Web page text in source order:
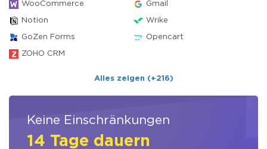
WooCommerce Gmail
Notion Wrike
GoZen Forms Opencart
ZOHO CRM
Alles zeigen (+216)
Keine Einschränkungen
14 Tage dauern